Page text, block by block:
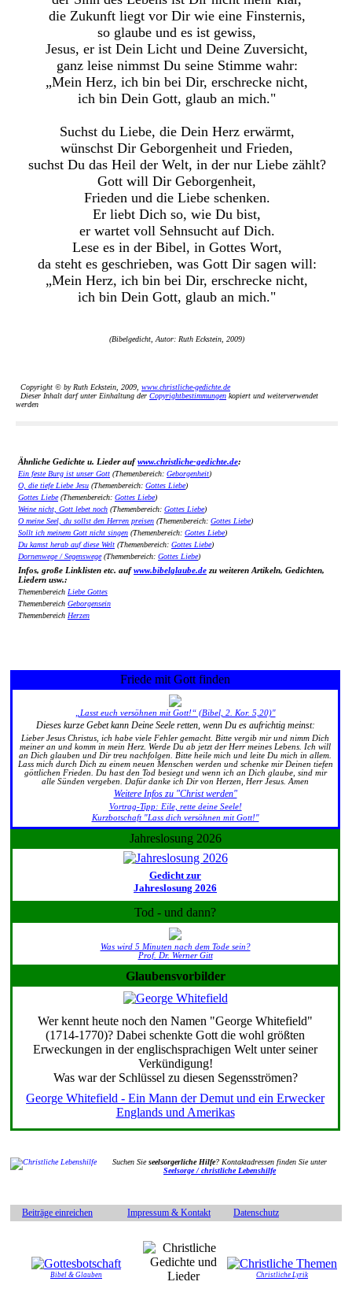
die Zukunft liegt vor Dir wie eine Finsternis,
so glaube und es ist gewiss,
Jesus, er ist Dein Licht und Deine Zuversicht,
ganz leise nimmst Du seine Stimme wahr:
„Mein Herz, ich bin bei Dir, erschrecke nicht,
ich bin Dein Gott, glaub an mich."
Suchst du Liebe, die Dein Herz erwärmt,
wünschst Dir Geborgenheit und Frieden,
suchst Du das Heil der Welt, in der nur Liebe zählt?
Gott will Dir Geborgenheit,
Frieden und die Liebe schenken.
Er liebt Dich so, wie Du bist,
er wartet voll Sehnsucht auf Dich.
Lese es in der Bibel, in Gottes Wort,
da steht es geschrieben, was Gott Dir sagen will:
„Mein Herz, ich bin bei Dir, erschrecke nicht,
ich bin Dein Gott, glaub an mich."
(Bibelgedicht, Autor: Ruth Eckstein, 2009)
Copyright © by Ruth Eckstein, 2009, www.christliche-gedichte.de
Dieser Inhalt darf unter Einhaltung der Copyrightbestimmungen kopiert und weiterverwendet
werden
Ähnliche Gedichte u. Lieder aufwww.christliche-gedichte.de:
Ein feste Burg ist unser Gott (Themenbereich: Geborgenheit)
O, die tiefe Liebe Jesu (Themenbereich: Gottes Liebe)
Gottes Liebe(Themenbereich: Gottes Liebe)
Weine nicht, Gott lebet noch (Themenbereich: Gottes Liebe)
O meine Seel, du sollst den Herren preisen (Themenbereich: Gottes Liebe)
Sollt ich meinem Gott nicht singen (Themenbereich: Gottes Liebe)
Du kamst herab auf diese Welt (Themenbereich: Gottes Liebe)
Dornenwege / Segenswege(Themenbereich: Gottes Liebe)
Infos, große Linklisten etc. aufwww.bibelglaube.de zu weiteren Artikeln, Gedichten,
Liedern usw.:
Themenbereich Liebe Gottes
Themenbereich Geborgensein
Themenbereich Herzen
Friede mit Gott finden
„Lasst euch versöhnen mit Gott!“ (Bibel, 2. Kor. 5,20)"
Dieses kurze Gebet kann Deine Seele retten, wenn Du es aufrichtig meinst:
Lieber Jesus Christus, ich habe viele Fehler gemacht. Bitte vergib mir und nimm Dich
meiner an und komm in mein Herz. Werde Du ab jetzt der Herr meines Lebens. Ich will
an Dich glauben und Dir treu nachfolgen. Bitte heile mich und leite Du mich in allem.
Lass mich durch Dich zu einem neuen Menschen werden und schenke mir Deinen tiefen
göttlichen Frieden. Du hast den Tod besiegt und wenn ich an Dich glaube, sind mir
alle Sünden vergeben. Dafür danke ich Dir von Herzen, Herr Jesus. Amen
Weitere Infos zu "Christ werden"
Vortrag-Tipp: Eile, rette deine Seele!
Kurzbotschaft "Lass dich versöhnen mit Gott!"
Jahreslosung 2026
Gedicht zur
Jahreslosung 2026
Tod - und dann?
Was wird 5 Minuten nach dem Tode sein?
Prof. Dr. Werner Gitt
Glaubensvorbilder
Wer kennt heute noch den Namen "George Whitefield"
(1714-1770)? Dabei schenkte Gott die wohl größten
Erweckungen in der englischsprachigen Welt unter seiner
Verkündigung!
Was war der Schlüssel zu diesen Segensströmen?
George Whitefield - Ein Mann der Demut und ein Erwecker
Englands und Amerikas
Suchen Sieseelsorgerliche Hilfe? Kontaktadressen finden Sie unter
Seelsorge / christliche Lebenshilfe
Beiträge einreichen Impressum & Kontakt Datenschutz
Bibel & Glauben Christliche Lyrik